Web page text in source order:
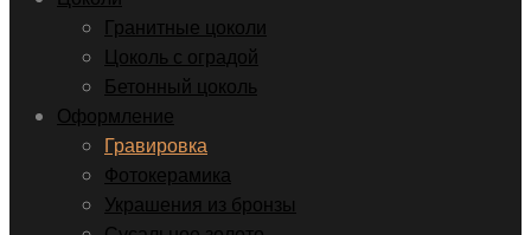
Гранитные цоколи
Цоколь с оградой
Бетонный цоколь
Оформление
Гравировка
Фотокерамика
Украшения из бронзы